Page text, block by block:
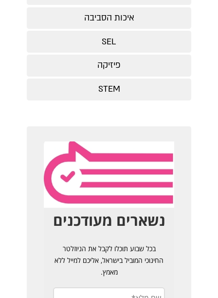
איכות הסביבה
SEL
פיזיקה
STEM